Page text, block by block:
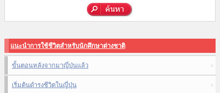
แนะนำการใช้ชีวิตสำหรับนักศึกษาต่างชาติ
ขั้นตอนหลังจากมาญี่ปุ่นแล้ว
เริ่มต้นดำรงชีวิตในญี่ปุ่น